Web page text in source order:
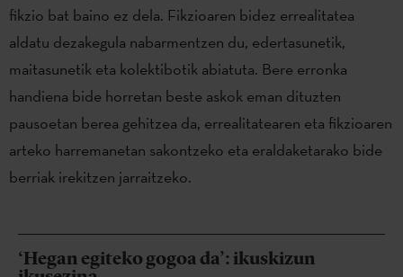
fikzio bat baino ez dela. Fikzioaren bidez errealitatea
aldatu dezakegula nabarmentzen du, edertasunetik,
maitasunetik eta kolektibotik abiatuta. Bere erronka
handiena bide horretan beste askok eman dituzten
pausoetan berea gehitzea da, errealitatearen eta fikzioaren
arteko harremanetan sakontzeko eta eraldaketarako bide
berriak irekitzen jarraitzeko.
‘Hegan egiteko gogoa da’: ikuskizun